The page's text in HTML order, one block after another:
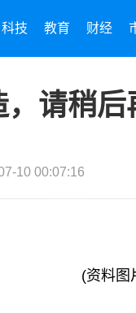
科技 教育 财经
请稍后
10 00:07:16
(资料图